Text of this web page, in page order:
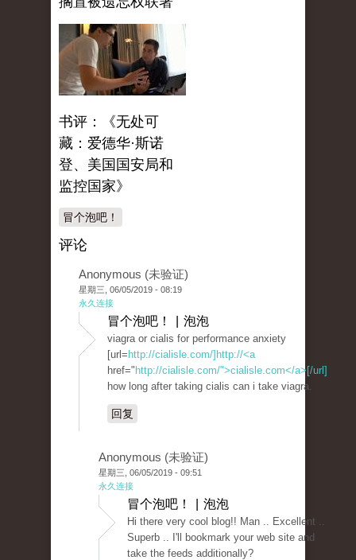
书评：《无处可
藏：爱德华·斯诺
登、美国国安局和
监控国家》
冒个泡吧！
评论
Anonymous (未验证)
星期三, 06/05/2019 - 08:19
永久连接
冒个泡吧！ | 泡泡
viagra or cialis for performance anxiety
[url= http://cialisle.com/]http://<a
href=" http://cialisle.com/">cialisle.com</a>[/url]
how long after taking cialis can i take viagra.
回复
Anonymous (未验证)
星期三, 06/05/2019 - 09:51
永久连接
冒个泡吧！ | 泡泡
Hi there very cool blog!! Man .. Excellent ..
Superb .. I'll bookmark your web site and
take the feeds additionally?